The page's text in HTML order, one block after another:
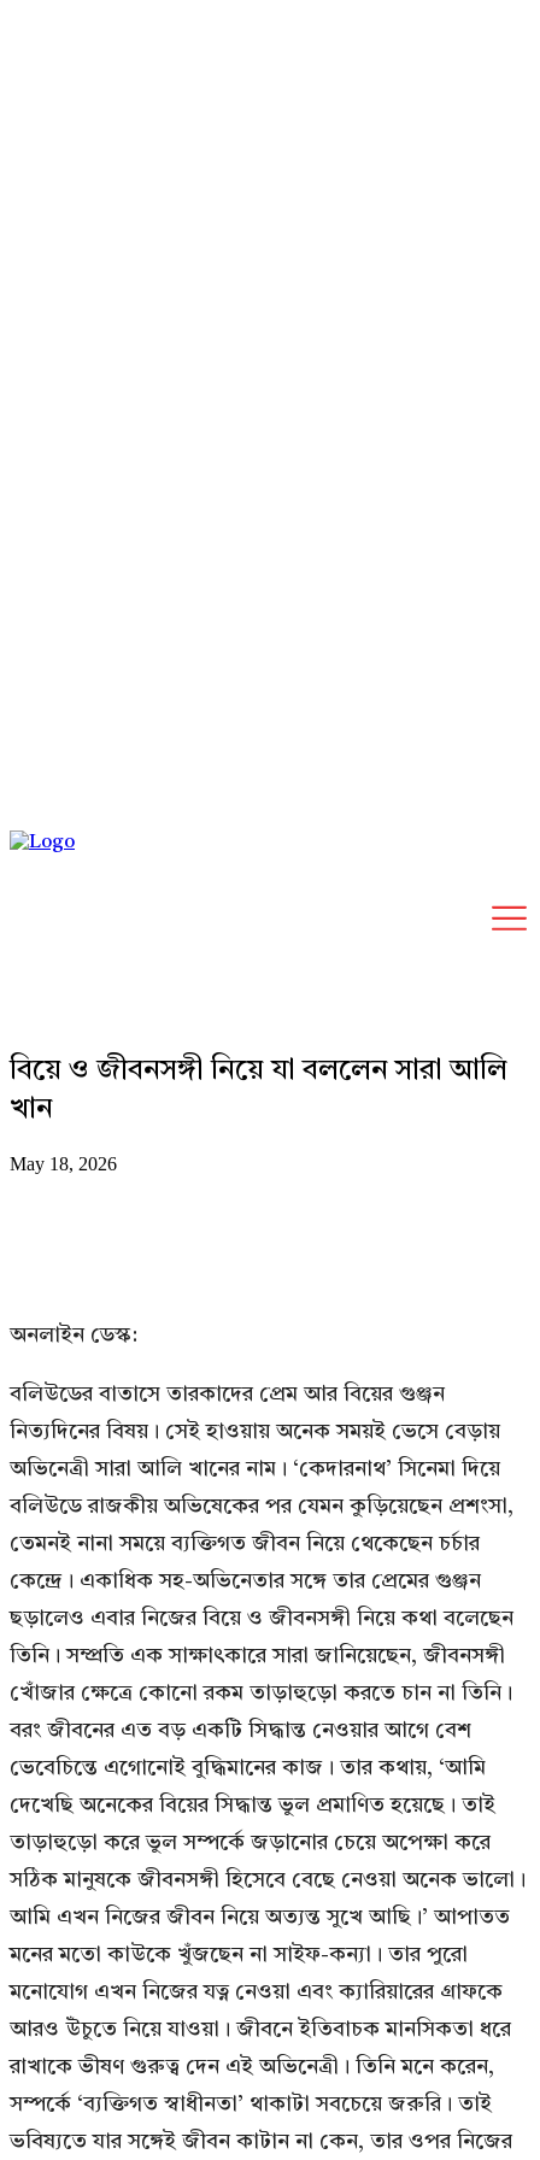
বিয়ে ও জীবনসঙ্গী নিয়ে যা বললেন সারা আলি
খান
May 18, 2026
অনলাইন ডেস্ক:
বলিউডের বাতাসে তারকাদের প্রেম আর বিয়ের গুঞ্জন
নিত্যদিনের বিষয়। সেই হাওয়ায় অনেক সময়ই ভেসে বেড়ায়
অভিনেত্রী সারা আলি খানের নাম। ‘কেদারনাথ’ সিনেমা দিয়ে
বলিউডে রাজকীয় অভিষেকের পর যেমন কুড়িয়েছেন প্রশংসা,
তেমনই নানা সময়ে ব্যক্তিগত জীবন নিয়ে থেকেছেন চর্চার
কেন্দ্রে। একাধিক সহ-অভিনেতার সঙ্গে তার প্রেমের গুঞ্জন
ছড়ালেও এবার নিজের বিয়ে ও জীবনসঙ্গী নিয়ে কথা বলেছেন
তিনি। সম্প্রতি এক সাক্ষাৎকারে সারা জানিয়েছেন, জীবনসঙ্গী
খোঁজার ক্ষেত্রে কোনো রকম তাড়াহুড়ো করতে চান না তিনি।
বরং জীবনের এত বড় একটি সিদ্ধান্ত নেওয়ার আগে বেশ
ভেবেচিন্তে এগোনোই বুদ্ধিমানের কাজ। তার কথায়, ‘আমি
দেখেছি অনেকের বিয়ের সিদ্ধান্ত ভুল প্রমাণিত হয়েছে। তাই
তাড়াহুড়ো করে ভুল সম্পর্কে জড়ানোর চেয়ে অপেক্ষা করে
সঠিক মানুষকে জীবনসঙ্গী হিসেবে বেছে নেওয়া অনেক ভালো।
আমি এখন নিজের জীবন নিয়ে অত্যন্ত সুখে আছি।’ আপাতত
মনের মতো কাউকে খুঁজছেন না সাইফ-কন্যা। তার পুরো
মনোযোগ এখন নিজের যত্ন নেওয়া এবং ক্যারিয়ারের গ্রাফকে
আরও উঁচুতে নিয়ে যাওয়া। জীবনে ইতিবাচক মানসিকতা ধরে
রাখাকে ভীষণ গুরুত্ব দেন এই অভিনেত্রী। তিনি মনে করেন,
সম্পর্কে ‘ব্যক্তিগত স্বাধীনতা’ থাকাটা সবচেয়ে জরুরি। তাই
ভবিষ্যতে যার সঙ্গেই জীবন কাটান না কেন, তার ওপর নিজের